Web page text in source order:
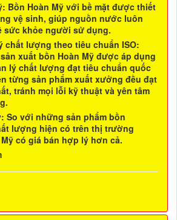
: Bồn Hoàn Mỹ với bề mặt được thiết
vệ sinh, giúp nguồn nước luôn
sức khỏe người sử dụng.
chất lượng theo tiêu chuẩn ISO:
xuất bồn Hoàn Mỹ được áp dụng
lý chất lượng đạt tiêu chuẩn quốc
từng sản phẩm xuất xưởng đều đạt
tránh mọi lỗi kỹ thuật và yên tâm
: So với những sản phẩm bồn
lượng hiện có trên thị trường
có giá bán hợp lý hơn cả.